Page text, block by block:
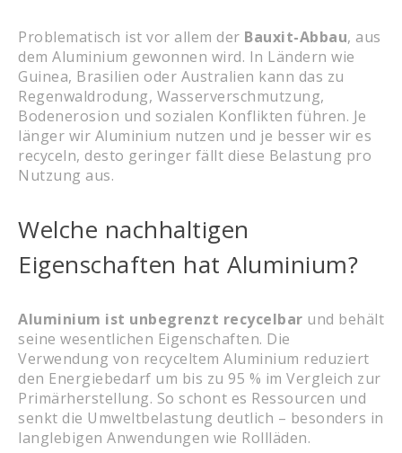
Problematisch ist vor allem der Bauxit-Abbau, aus
dem Aluminium gewonnen wird. In Ländern wie
Guinea, Brasilien oder Australien kann das zu
Regenwaldrodung, Wasserverschmutzung,
Bodenerosion und sozialen Konflikten führen. Je
länger wir Aluminium nutzen und je besser wir es
recyceln, desto geringer fällt diese Belastung pro
Nutzung aus.
Welche nachhaltigen
Eigenschaften hat Aluminium?
Aluminium ist unbegrenzt recycelbar und behält
seine wesentlichen Eigenschaften. Die
Verwendung von recyceltem Aluminium reduziert
den Energiebedarf um bis zu 95 % im Vergleich zur
Primärherstellung. So schont es Ressourcen und
senkt die Umweltbelastung deutlich – besonders in
langlebigen Anwendungen wie Rollläden.